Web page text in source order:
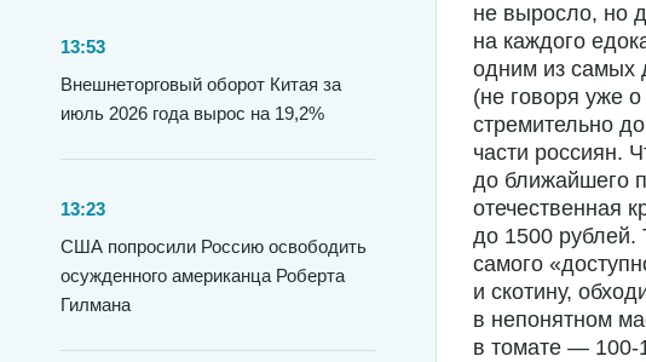
13:53
Внешнеторговый оборот Китая за
июль 2026 года вырос на 19,2%
13:23
США попросили Россию освободить
осужденного американца Роберта
Гилмана
не выросло, но
на каждого
одним из самых
(не говоря уже
стремительно
части россиян.
до ближайшего
отечественная
до 1500 рублей.
самого
и скотину,
в непонятном
в томате — 100-